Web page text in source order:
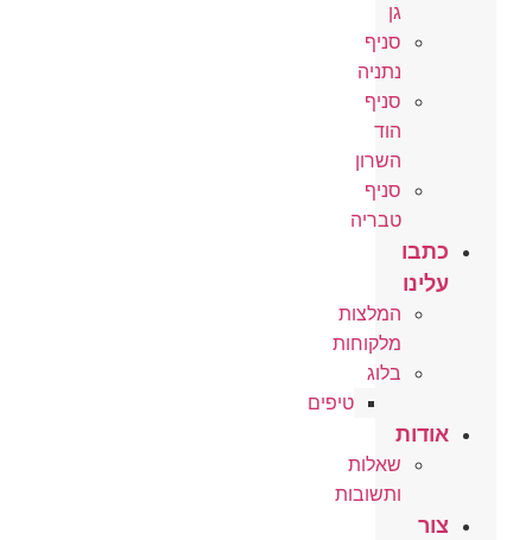
גן
סניף
נתניה
סניף
הוד
השרון
סניף
טבריה
כתבו
עלינו
המלצות
מלקוחות
בלוג
טיפים
אודות
שאלות
ותשובות
צור